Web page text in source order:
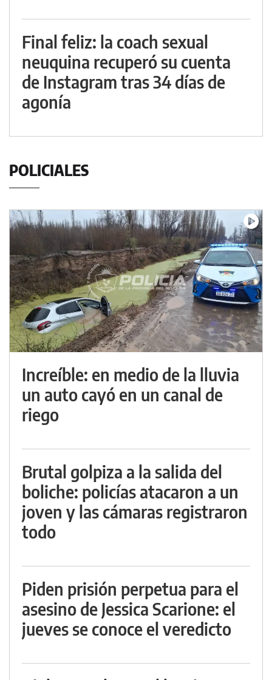
Final feliz: la coach sexual
neuquina recuperó su cuenta
de Instagram tras 34 días de
agonía
POLICIALES
Increíble: en medio de la lluvia
un auto cayó en un canal de
riego
Brutal golpiza a la salida del
boliche: policías atacaron a un
joven y las cámaras registraron
todo
Piden prisión perpetua para el
asesino de Jessica Scarione: el
jueves se conoce el veredicto